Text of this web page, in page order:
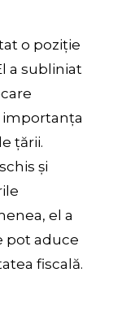
o poziție
a subliniat
importanța
țării.
și
el a
pot aduce
fiscală.